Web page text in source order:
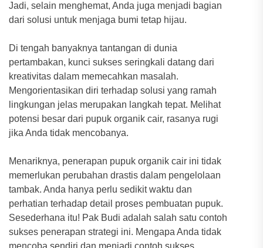
Jadi, selain menghemat, Anda juga menjadi bagian
dari solusi untuk menjaga bumi tetap hijau.
Di tengah banyaknya tantangan di dunia
pertambakan, kunci sukses seringkali datang dari
kreativitas dalam memecahkan masalah.
Mengorientasikan diri terhadap solusi yang ramah
lingkungan jelas merupakan langkah tepat. Melihat
potensi besar dari pupuk organik cair, rasanya rugi
jika Anda tidak mencobanya.
Menariknya, penerapan pupuk organik cair ini tidak
memerlukan perubahan drastis dalam pengelolaan
tambak. Anda hanya perlu sedikit waktu dan
perhatian terhadap detail proses pembuatan pupuk.
Sesederhana itu! Pak Budi adalah salah satu contoh
sukses penerapan strategi ini. Mengapa Anda tidak